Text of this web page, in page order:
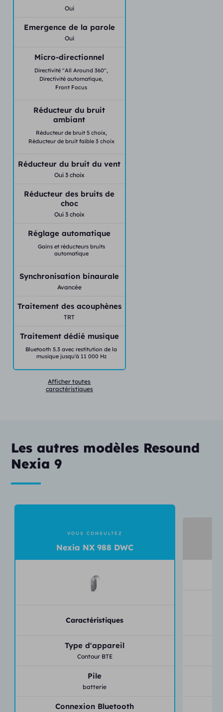
Oui
Emergence de la parole
Oui
Micro-directionnel
Directivité "All Around 360",
Directivité automatique,
Front Focus
Réducteur du bruit
ambiant
Réducteur de bruit 5 choix,
Réducteur de bruit faible 3 choix
Réducteur du bruit du vent
Oui 3 choix
Réducteur des bruits de
choc
Oui 3 choix
Réglage automatique
Gains et réducteurs bruits
automatique
Synchronisation binaurale
Avancée
Traitement des acouphènes
TRT
Traitement dédié musique
Bluetooth 5.3 avec restitution de la
musique jusqu'à 11 000 Hz
Afficher toutes
caractéristiques
Les autres modèles Resound
Nexia 9
VOUS CONSULTEZ
Nexia NX 988 DWC
Caractéristiques
Type d'appareil
Contour BTE
Pile
batterie
Connexion Bluetooth